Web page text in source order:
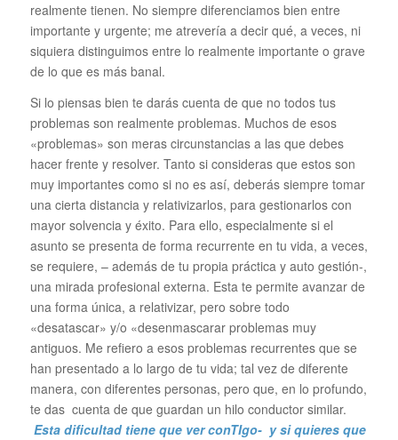
realmente tienen. No siempre diferenciamos bien entre
importante y urgente; me atrevería a decir qué, a veces, ni
siquiera distinguimos entre lo realmente importante o grave
de lo que es más banal.
Si lo piensas bien te darás cuenta de que no todos tus
problemas son realmente problemas. Muchos de esos
«problemas» son meras circunstancias a las que debes
hacer frente y resolver. Tanto si consideras que estos son
muy importantes como si no es así, deberás siempre tomar
una cierta distancia y relativizarlos, para gestionarlos con
mayor solvencia y éxito. Para ello, especialmente si el
asunto se presenta de forma recurrente en tu vida, a veces,
se requiere, – además de tu propia práctica y auto gestión-,
una mirada profesional externa. Esta te permite avanzar de
una forma única, a relativizar, pero sobre todo
«desatascar» y/o «desenmascarar problemas muy
antiguos. Me refiero a esos problemas recurrentes que se
han presentado a lo largo de tu vida; tal vez de diferente
manera, con diferentes personas, pero que, en lo profundo,
te das cuenta de que guardan un hilo conductor similar.
Esta dificultad tiene que ver conTIgo- y si quieres que